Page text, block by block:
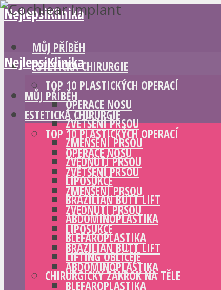
NejlepsiKlinika
MŮJ PŘÍBĚH
ESTETICKÁ CHIRURGIE
TOP 10 PLASTICKÝCH OPERACÍ
OPERACE NOSU
ZVĚTŠENÍ PRSOU
ZMENŠENÍ PRSOU
ZVEDNUTÍ PRSOU
LIPOSUKCE
BRAZILIAN BUTT LIFT
ABDOMINOPLASTIKA
BLEFAROPLASTIKA
LIFTING OBLIČEJE
CHIRURGICKÝ ZÁKROK NA TĚLE
NejlepsiKlinika
MŮJ PŘÍBĚH
ESTETICKÁ CHIRURGIE
TOP 10 PLASTICKÝCH OPERACÍ
OPERACE NOSU
ZVĚTŠENÍ PRSOU
ZMENŠENÍ PRSOU
ZVEDNUTÍ PRSOU
LIPOSUKCE
BRAZILIAN BUTT LIFT
ABDOMINOPLASTIKA
BLEFAROPLASTIKA